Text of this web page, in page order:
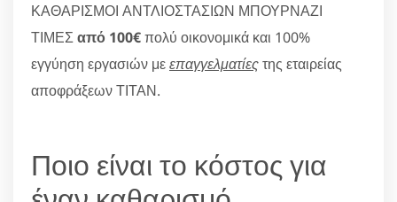
ΚΑΘΑΡΙΣΜΟΙ ΑΝΤΛΙΟΣΤΑΣΙΩΝ ΜΠΟΥΡΝΑΖΙ
ΤΙΜΕΣαπό 100€πολύ οικονομικά και 100%
εγγύηση εργασιών μεεπαγγελματίεςτης εταιρείας
αποφράξεων ΤΙΤΑΝ.
Ποιο είναι το κόστος για